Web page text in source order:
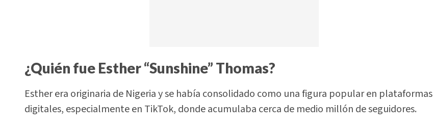
¿Quién fue Esther “Sunshine” Thomas?
Esther era originaria de Nigeria y se había consolidado como una figura popular en plataformas
digitales, especialmente en TikTok, donde acumulaba cerca de medio millón de seguidores.